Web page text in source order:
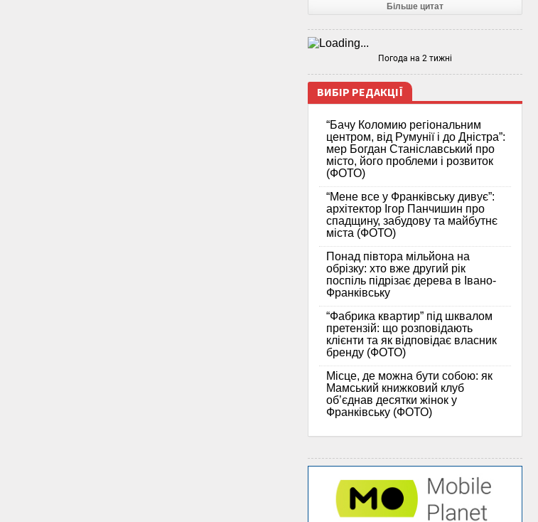
Більше цитат
Погода на 2 тижні
ВИБІР РЕДАКЦІЇ
“Бачу Коломию регіональним
центром, від Румунії і до Дністра”:
мер Богдан Станіславський про
місто, його проблеми і розвиток
(ФОТО)
“Мене все у Франківську дивує”:
архітектор Ігор Панчишин про
спадщину, забудову та майбутнє
міста (ФОТО)
Понад півтора мільйона на
обрізку: хто вже другий рік
поспіль підрізає дерева в Івано-
Франківську
“Фабрика квартир” під шквалом
претензій: що розповідають
клієнти та як відповідає власник
бренду (ФОТО)
Місце, де можна бути собою: як
Мамський книжковий клуб
об’єднав десятки жінок у
Франківську (ФОТО)